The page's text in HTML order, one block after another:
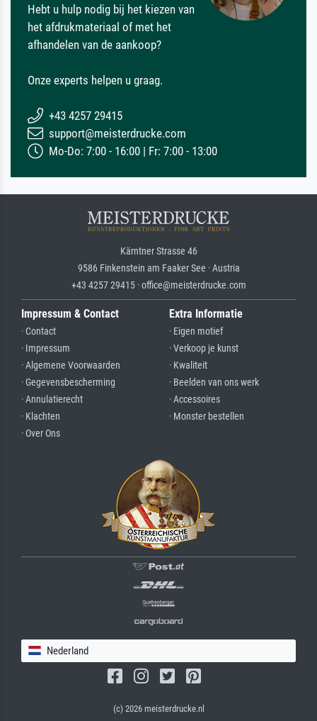
Hebt u hulp nodig bij het kiezen van
het afdrukmateriaal of met het
afhandelen van de aankoop?
Onze experts helpen u graag.
+43 4257 29415
support@meisterdrucke.com
Mo-Do: 7:00 - 16:00 | Fr: 7:00 - 13:00
Kärntner Strasse 46
9586 Finkenstein am Faaker See · Austria
+43 4257 29415 · office@meisterdrucke.com
Impressum & Contact
· Contact
· Impressum
· Algemene Voorwaarden
· Gegevensbescherming
· Annulatierecht
· Klachten
· Over Ons
Extra Informatie
· Eigen motief
· Verkoop je kunst
· Kwaliteit
· Beelden van ons werk
· Accessoires
· Monster bestellen
Nederland
(c) 2026 meisterdrucke.nl